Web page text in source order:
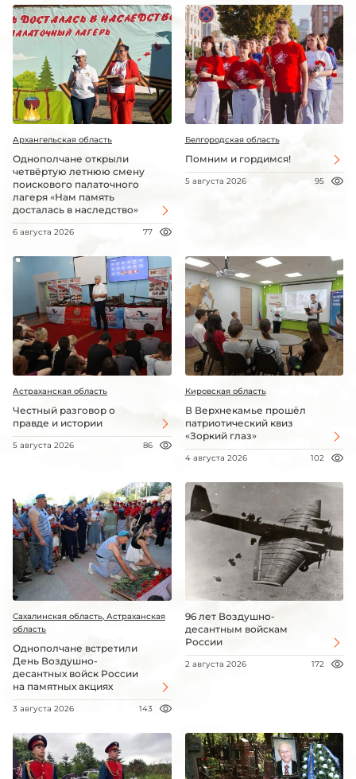
Архангельская область
Однополчане открыли
четвёртую летнюю смену
поискового палаточного
лагеря «Нам память
досталась в наследство»
6 августа 2026 77
Белгородская область
Помним и гордимся!
5 августа 2026 95
Астраханская область
Честный разговор о
правде и истории
5 августа 2026 86
Кировская область
В Верхнекамье прошёл
патриотический квиз
«Зоркий глаз»
4 августа 2026 102
Сахалинская область, Астраханская
область
Однополчане встретили
День Воздушно-
десантных войск России
на памятных акциях
3 августа 2026 143
96 лет Воздушно-
десантным войскам
России
2 августа 2026 172